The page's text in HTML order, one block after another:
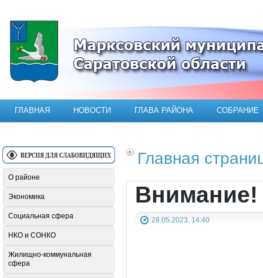
Официальный сайт Марксовского
ГЛАВНАЯ НОВОСТИ ГЛАВА РАЙОНА СОБРАНИЕ
Главная
Внимание!
28.05.2023, 14:40
О районе
Экономика
Социальная сфера
НКО и СОНКО
Жилищно-коммунальная
сфера